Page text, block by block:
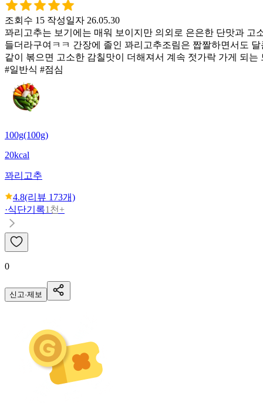
조회수 15 작성일자 26.05.30
꽈리고추는 보기에는 매워 보이지만 의외로 은은한 단맛과
들더라구여ㅋㅋ 간장에 졸인 꽈리고추조림은 짭짤하면서도
같이 볶으면 고소한 감칠맛이 더해져서 계속 젓가락 가게 되
#일반식 #점심
100g(100g)
20kcal
꽈리고추
4.8(리뷰 173개)
·식단기록1천+
0
신고·제보